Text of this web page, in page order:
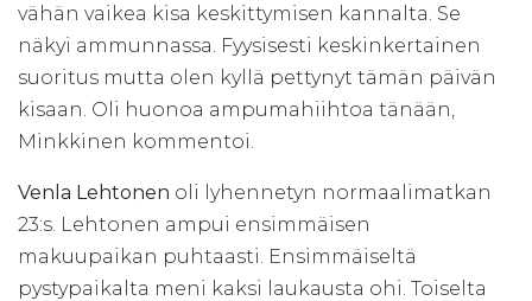
vähän vaikea kisa keskittymisen kannalta. Se
näkyi ammunnassa. Fyysisesti keskinkertainen
suoritus mutta olen kyllä pettynyt tämän päivän
kisaan. Oli huonoa ampumahiihtoa tänään,
Minkkinen kommentoi.
Venla Lehtonen oli lyhennetyn normaalimatkan
23:s. Lehtonen ampui ensimmäisen
makuupaikan puhtaasti. Ensimmäiseltä
pystypaikalta meni kaksi laukausta ohi. Toiselta